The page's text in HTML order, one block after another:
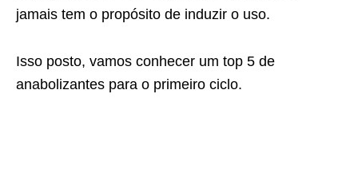
jamais tem o propósito de induzir o uso.
Isso posto, vamos conhecer um top 5 de
anabolizantes para o primeiro ciclo.